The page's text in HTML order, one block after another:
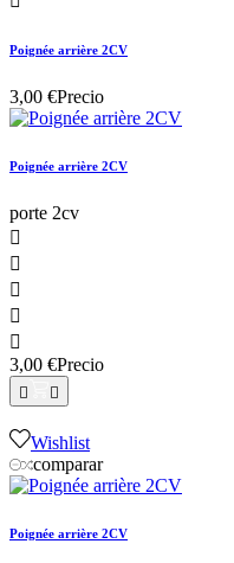
Poignée arrière 2CV
3,00 €Precio
Poignée arrière 2CV
porte 2cv





3,00 €Precio
 
Wishlist
comparar
Poignée arrière 2CV